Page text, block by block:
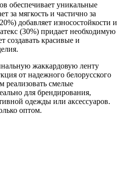
обеспечивает уникальные
за мягкость и частично за
добавляет износостойкости и
(30%) придает необходимую
создавать красивые и
жаккардовую ленту
от надежного белорусского
реализовать смелые
для брендирования,
одежды или аксессуаров.
оптом.